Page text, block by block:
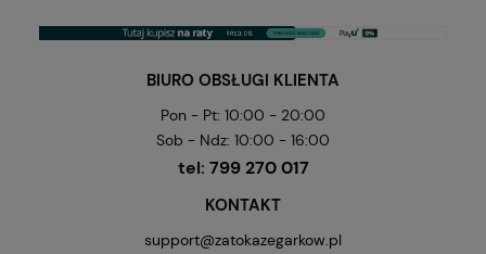
BIURO OBSŁUGI KLIENTA
Pon - Pt: 10:00 - 20:00
Sob - Ndz: 10:00 - 16:00
tel: 799 270 017
KONTAKT
support@zatokazegarkow.pl